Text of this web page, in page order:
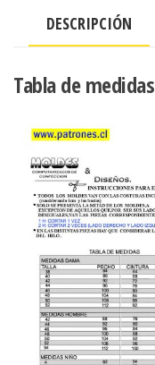
cantidad
DESCRIPCIÓN
Tabla de medidas